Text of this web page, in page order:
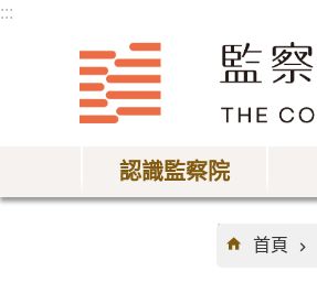
:::
認識監察院
:::
首頁